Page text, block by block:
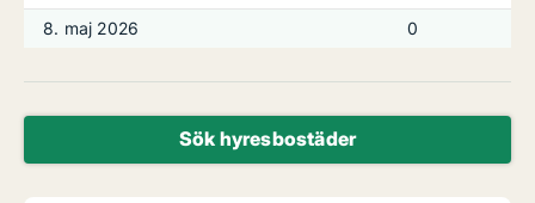
8. maj 2026
0
Sök hyresbostäder